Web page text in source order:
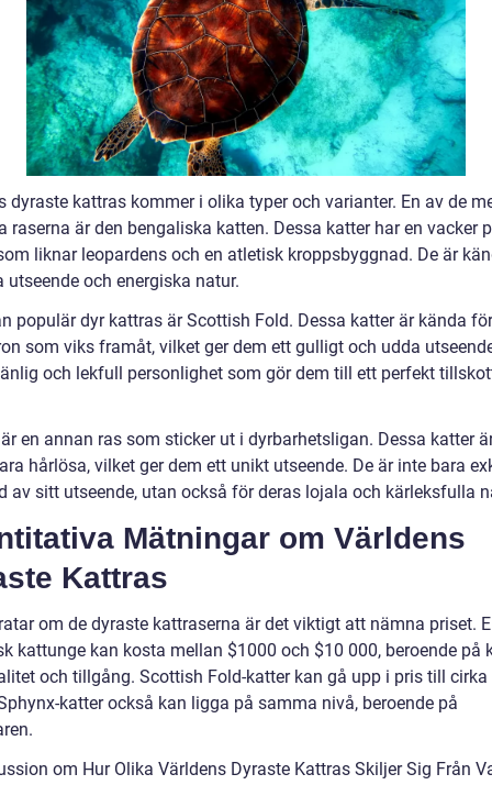
dyraste kattras kommer i olika typer och varianter. En av de
raserna är den bengaliska katten. Dessa katter har en vacker
liknar leopardens och en atletisk kroppsbyggnad. De är
utseende och energiska natur.
populär dyr kattras är Scottish Fold. Dessa katter är kända
som viks framåt, vilket ger dem ett gulligt och udda
och lekfull personlighet som gör dem till ett perfekt
en annan ras som sticker ut i dyrbarhetsligan. Dessa katter
hårlösa, vilket ger dem ett unikt utseende. De är inte bara
av sitt utseende, utan också för deras lojala och kärleksfulla
Mätningar om Världens
Kattras
om de dyraste kattraserna är det viktigt att nämna priset.
kattunge kan kosta mellan $1000 och $10 000, beroende på
och tillgång. Scottish Fold-katter kan gå upp i pris till cirka
katter också kan ligga på samma nivå, beroende på
om Hur Olika Världens Dyraste Kattras Skiljer Sig Från